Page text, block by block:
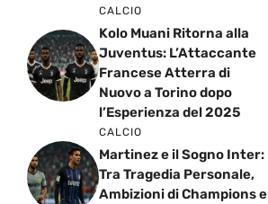
CALCIO
Kolo Muani Ritorna alla
Juventus: L’Attaccante
Francese Atterra di
Nuovo a Torino dopo
l’Esperienza del 2025
CALCIO
Martinez e il Sogno Inter:
Tra Tragedia Personale,
Ambizioni di Champions e